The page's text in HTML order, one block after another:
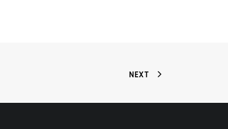
NEXT